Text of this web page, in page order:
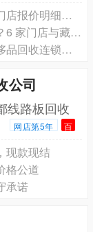
无锡江阴宜兴名表回收价格怎么定？实体门店报价明细本地真实案例，劳力士卡地亚万国积家欧米茄帝舵浪琴二手表上门回收
常州卡地亚梵克雅宝高端首饰回收怎么选？6 家门店与藏品变现指南
苏州名包名表钻石去哪回收？龙城名表奢侈品回收连锁苏州店解读
公司
线路板回收
网店第5年 百
现款现结
格公道
承诺